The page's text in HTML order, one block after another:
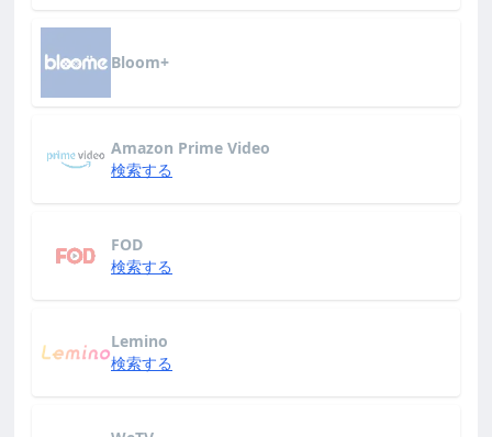
Bloom+
Amazon Prime Video
検索する
FOD
検索する
Lemino
検索する